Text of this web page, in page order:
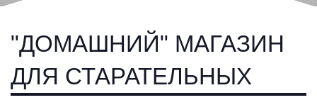
"ДОМАШНИЙ" МАГАЗИН
ДЛЯ СТАРАТЕЛЬНЫХ